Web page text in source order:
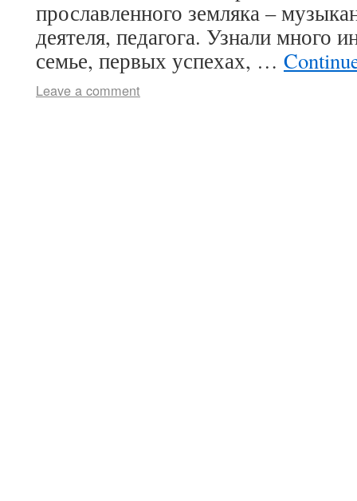
прославленного земляка –
деятеля, педагога. Узнали много
семье, первых успехах, …
Leave a comment